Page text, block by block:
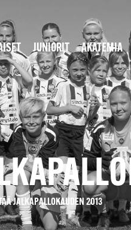
JUNIORIT AKATEMIA
JALKAPALLOKAUDEN 2013